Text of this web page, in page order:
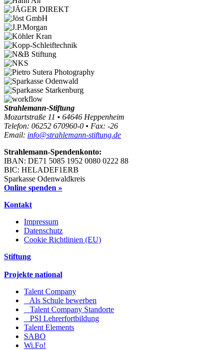
Strahlemann-Stiftung
Mozartstraße 11 • 64646 Heppenheim
Telefon: 06252 670960-0 • Fax: -26
Email: info@strahlemann-stiftung.de
Strahlemann-Spendenkonto:
IBAN: DE71 5085 1952 0080 0222 88
BIC: HELADEF1ERB
Sparkasse Odenwaldkreis
Online spenden »
Kontakt
Impressum
Datenschutz
Cookie Richtlinien (EU)
Stiftung
Projekte national
Talent Company
Als Schule bewerben
Talent Company Standorte
PSI Lehrerfortbildung
Talent Elements
SABO
Wi.Fo!